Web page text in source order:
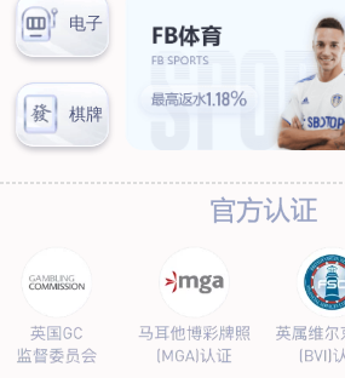
扫码咨询